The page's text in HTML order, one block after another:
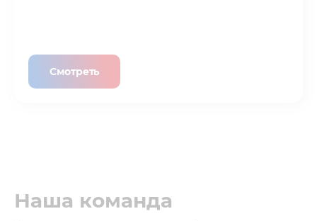
Смотреть
Наша команда